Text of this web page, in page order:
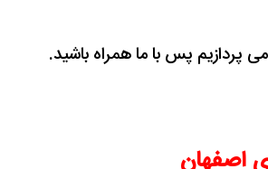
می پردازیم پس با ما همراه باشید.